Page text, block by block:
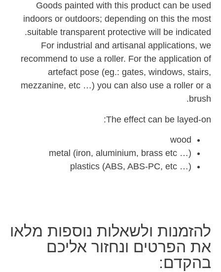
Goods painted with this product can be used
indoors or outdoors; depending on this the most
suitable transparent protective will be indicated.
For industrial and artisanal applications, we
recommend to use a roller. For the application of
artefact pose (eg.: gates, windows, stairs,
mezzanine, etc …) you can also use a roller or a
brush.
The effect can be layed-on:
wood
metal (iron, aluminium, brass etc …)
plastics (ABS, ABS-PC, etc …)
להזמנות ולשאלות נוספות מלאו
את הפרטים ונחזור אליכם
בהקדם: